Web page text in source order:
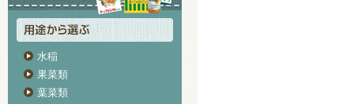
水稲
果菜類
葉菜類